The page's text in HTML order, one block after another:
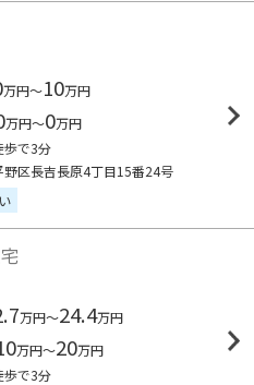
万円～10万円
万円～0万円
歩で3分
野区長吉長原4丁目15番24号
万円～24.4万円
万円～20万円
歩で3分